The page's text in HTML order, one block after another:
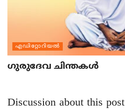
എഡിറ്റോറിയല്‍
ഗുരുദേവ ചിന്തകള്‍
Discussion about this post